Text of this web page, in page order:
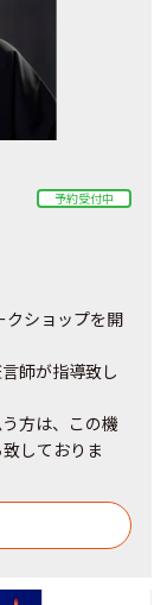
予約受付中
クショップを開
師が指導致し
方は、この機
しておりま